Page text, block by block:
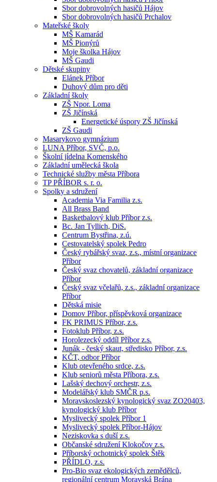
Sbor dobrovolných hasičů Hájov
Sbor dobrovolných hasičů Prchalov
Mateřské školy
MŠ Kamarád
MŠ Pionýrů
Moje školka Hájov
MŠ Gaudi
Dětské skupiny
Elánek Příbor
Duhový dům pro děti
Základní školy
ZŠ Npor. Loma
ZŠ Jičínská
Energetické úspory ZŠ Jičínská
ZŠ Gaudi
Masarykovo gymnázium
LUNA Příbor, SVČ, p.o.
Školní jídelna Komenského
Základní umělecká škola
Technické služby města Příbora
TP PŘÍBOR s. r. o.
Spolky a sdružení
Academia Via Familia z.s.
All Brass Band
Basketbalový klub Příbor z.s.
Bc. Jan Tyllich, DiS.
Centrum Bystřina, z.ú.
Cestovatelský spolek Pedro
Český rybářský svaz, z.s., místní organizace
Příbor
Český svaz chovatelů, základní organizace
Příbor
Český svaz včelařů, z.s., základní organizace
Příbor
Dětská misie
Domov Příbor, příspěvková organizace
FK PRIMUS Příbor, z.s.
Fotoklub Příbor, z.s.
Horolezecký oddíl Příbor z.s.
Junák - český skaut, středisko Příbor, z.s.
KČT, odbor Příbor
Klub otevřeného srdce, z.s.
Klub seniorů města Příbora, z.s.
Lašský dechový orchestr, z.s.
Modelářský klub SMČR p.s.
Moravskoslezský kynologický svaz ZO20403,
kynologický klub Příbor
Myslivecký spolek Příbor 1
Myslivecký spolek Příbor-Hájov
Neziskovka s duší z.s.
Občanské sdružení Klokočov z.s.
Příborský ochotnický spolek Štěk
PŘÍDLO, z.s.
Pro-Bio svaz ekologických zemědělců,
regionální centrum Moravská Brána